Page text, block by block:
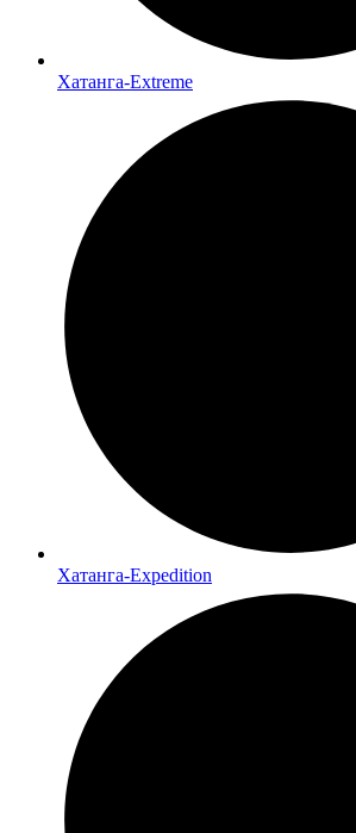
Хатанга-Extreme
Хатанга-Expedition